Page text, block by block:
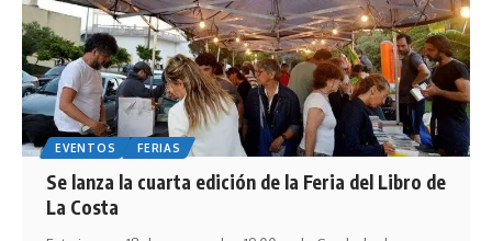
EVENTOS FERIAS
Se lanza la cuarta edición de la Feria del Libro de
La Costa